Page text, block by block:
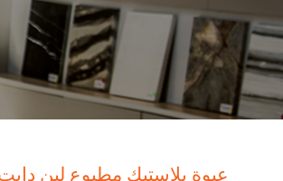
عبوة بلاستيك مطبوع لبن